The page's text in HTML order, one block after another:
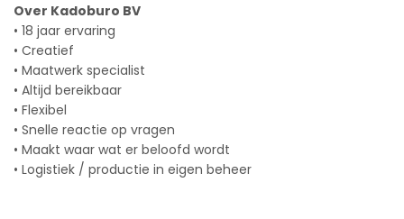
Over Kadoburo BV
• 18 jaar ervaring
• Creatief
• Maatwerk specialist
• Altijd bereikbaar
• Flexibel
• Snelle reactie op vragen
• Maakt waar wat er beloofd wordt
• Logistiek / productie in eigen beheer